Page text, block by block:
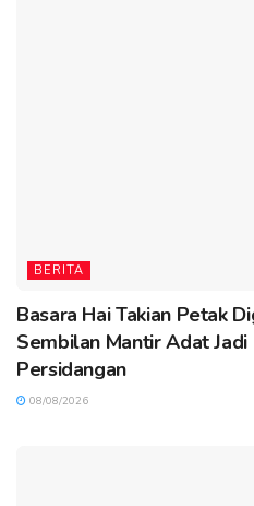
BERITA
Basara Hai Takian Petak
Sembilan Mantir Adat
Persidangan
08/08/2026